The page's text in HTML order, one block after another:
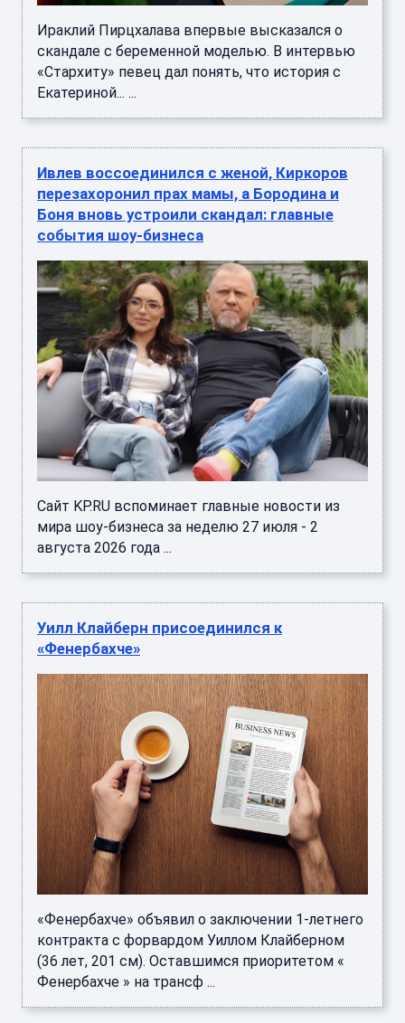
Ираклий Пирцхалава впервые высказался о
скандале с беременной моделью. В интервью
«Стархиту» певец дал понять, что история с
Екатериной... ...
Ивлев воссоединился с женой, Киркоров
перезахоронил прах мамы, а Бородина и
Боня вновь устроили скандал: главные
события шоу-бизнеса
Сайт KP.RU вспоминает главные новости из
мира шоу-бизнеса за неделю 27 июля - 2
августа 2026 года ...
Уилл Клайберн присоединился к
«Фенербахче»
«Фенербахче» объявил о заключении 1-летнего
контракта с форвардом Уиллом Клайберном
(36 лет, 201 см). Оставшимся приоритетом «
Фенербахче » на трансф ...